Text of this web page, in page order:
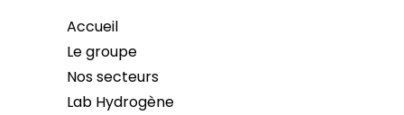
Accueil
Le groupe
Nos secteurs
Lab Hydrogène